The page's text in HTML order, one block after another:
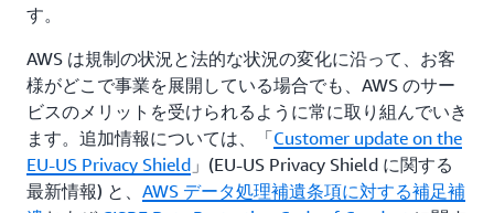
す。
AWS は規制の状況と法的な状況の変化に沿って、お客
様がどこで事業を展開している場合でも、AWS のサー
ビスのメリットを受けられるように常に取り組んでいき
ます。追加情報については、「Customer update on the
EU-US Privacy Shield 」(EU-US Privacy Shield に関する
最新情報) と、 AWS データ処理補遺条項に対する補足補